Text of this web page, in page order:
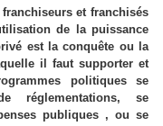
et franchisés
de la puissance
est la conquête ou la
il faut supporter et
politiques se
réglementations, se
publiques , ou se